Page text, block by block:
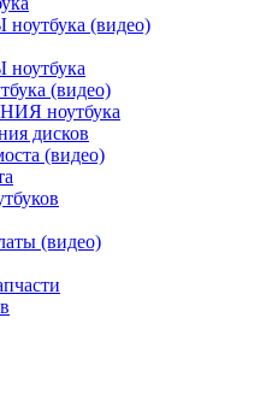
(видео)
(видео)
ноутбука
дисков
(видео)
(видео)